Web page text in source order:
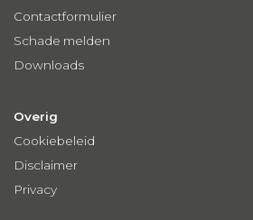
Contactformulier
Schade melden
Downloads
Overig
Cookiebeleid
Disclaimer
Privacy